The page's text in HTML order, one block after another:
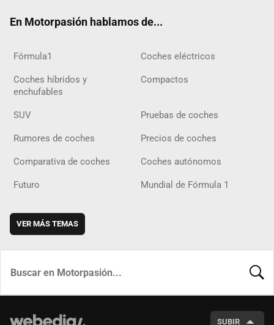
En Motorpasión hablamos de...
Fórmula1 Coches eléctricos
Coches híbridos y
enchufables
Compactos
SUV Pruebas de coches
Rumores de coches Precios de coches
Comparativa de coches Coches autónomos
Futuro Mundial de Fórmula 1
VER MÁS TEMAS
SUBIR